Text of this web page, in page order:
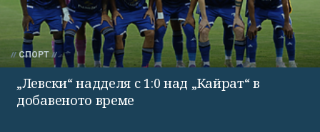
СПОРТ
„Левски“ надделя с 1:0 над „Кайрат“ в
добавеното време